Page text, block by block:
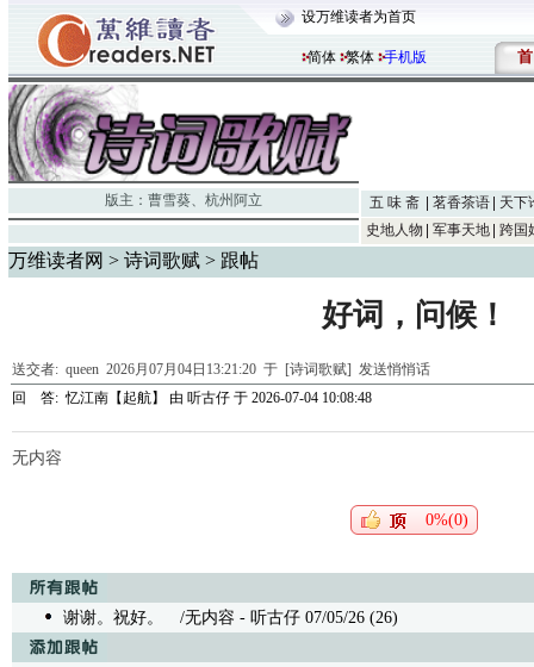
设万维读者为首页
简体 繁体 手机版 首
版主： 曹雪葵、 杭州阿立 五 味 斋 茗香茶语
天下
史地人物
军事天地 跨国
万维读者网 > 诗词歌赋 > 跟帖
好词，问候！
送交者: queen 2026月07月04日13:21:20 于 [诗词歌赋] 发送悄悄话
回 答:忆江南【起航】 由 听古仔 于 2026-07-04 10:08:48
无内容
0%(0)
谢谢。祝好。 /无内容 - 听古仔 07/05/26 (26)